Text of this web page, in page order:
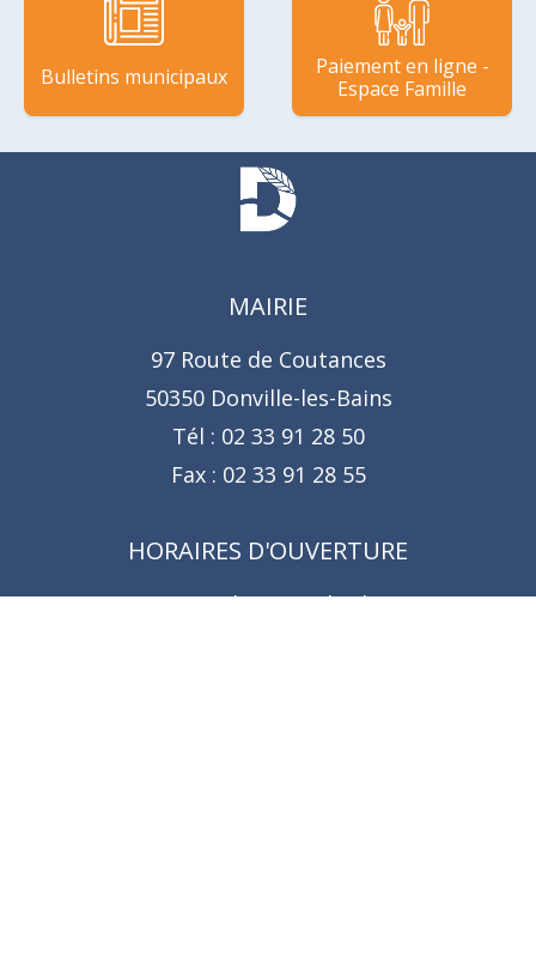
Bulletins municipaux
Paiement en ligne -
Espace Famille
MAIRIE
97 Route de Coutances
50350 Donville-les-Bains
Tél : 02 33 91 28 50
Fax : 02 33 91 28 55
HORAIRES D'OUVERTURE
Du Lundi au Vendredi :